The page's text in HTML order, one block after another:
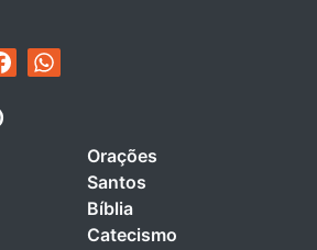
Orações
Santos
Bíblia
Catecismo